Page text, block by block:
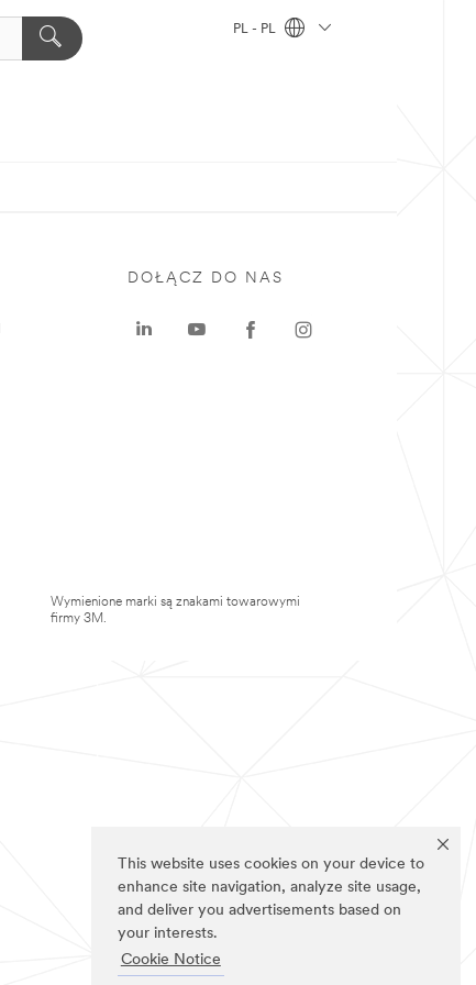
This website uses cookies on your device to
enhance site navigation, analyze site usage,
and deliver you advertisements based on
your interests.
Cookie Notice
PL - PL
DOŁĄCZ DO NAS
Wymienione marki są znakami towarowymi
firmy 3M.